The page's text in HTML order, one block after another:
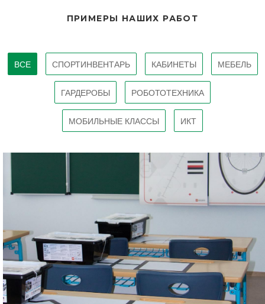
ПРИМЕРЫ НАШИХ РАБОТ
ВСЕ СПОРТИНВЕНТАРЬ КАБИНЕТЫ МЕБЕЛЬ
ГАРДЕРОБЫ РОБОТОТЕХНИКА
МОБИЛЬНЫЕ КЛАССЫ ИКТ